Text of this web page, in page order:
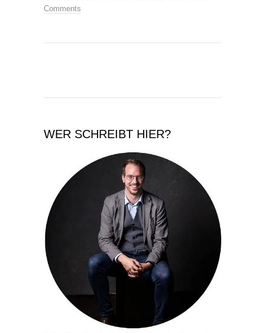
Comments
WER SCHREIBT HIER?